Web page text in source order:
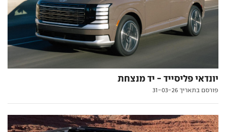
יונדאי פליסייד - יד מנצחת
פורסם בתאריך 31-03-26